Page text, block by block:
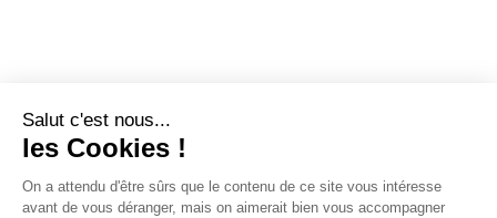
Salut c'est nous...
les Cookies !
On a attendu d'être sûrs que le contenu de ce site vous intéresse
avant de vous déranger, mais on aimerait bien vous accompagner